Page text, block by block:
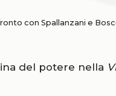
con Spallanzani e
del potere nella